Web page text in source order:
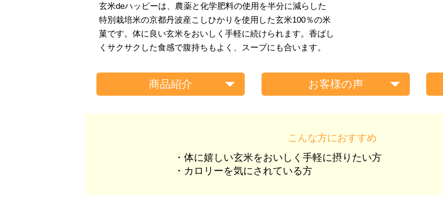
玄米deハッピーは、農薬と化学肥料の使用を半分に減らした
特別栽培米の京都丹波産こしひかりを使用した玄米100％の米
菓です。体に良い玄米をおいしく手軽に続けられます。香ばし
くサクサクした食感で腹持ちもよく、スープにも合います。
商品紹介 お客様の声
こんな方におすすめ
・体に嬉しい玄米をおいしく手軽に摂りたい方
・カロリーを気にされている方